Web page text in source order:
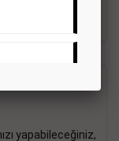
yapabileceğiniz,